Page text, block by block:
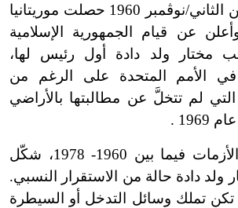
في 28 تشرين الثاني/نوڤمبر 1960 حصلت موريتانيا
عن قيام الجمهورية الإسلامية
مختار ولد دادة أول رئيس لها،
الأمم المتحدة على الرغم من
لم تتخلَّ عن مطالبتها بالأراضي
.
ومع تعاقب الأزمات فيما بين 1960- 1978، شكّل
ولد دادة حالة من الاستقرار النسبي.
تكن تملك وسائل التدخل أو السيطرة